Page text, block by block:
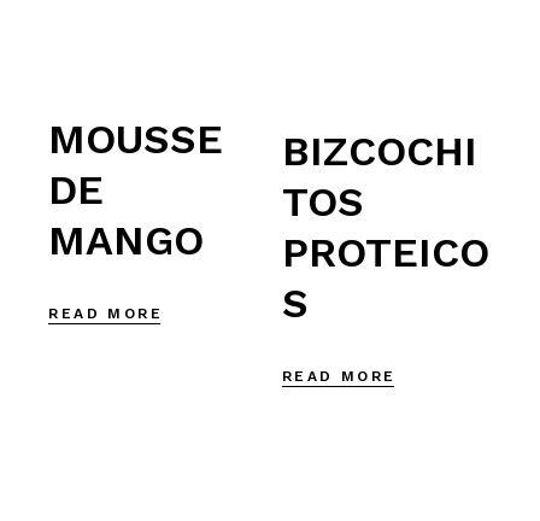
MOUSSE
DE
MANGO
READ MORE
BIZCOCHI
TOS
PROTEICO
S
READ MORE